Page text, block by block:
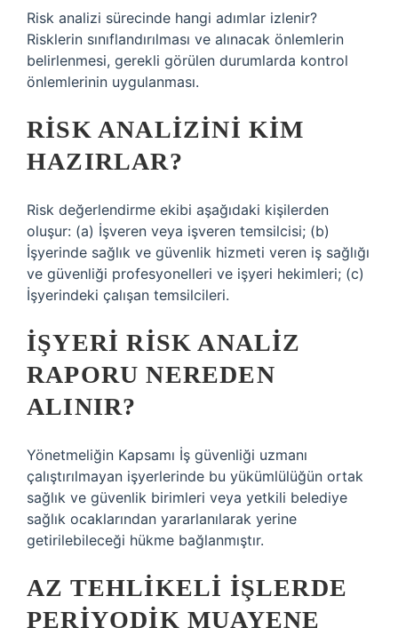
Risk analizi sürecinde hangi adımlar izlenir?
Risklerin sınıflandırılması ve alınacak önlemlerin
belirlenmesi, gerekli görülen durumlarda kontrol
önlemlerinin uygulanması.
RISK ANALIZINI KIM
HAZIRLAR?
Risk değerlendirme ekibi aşağıdaki kişilerden
oluşur: (a) İşveren veya işveren temsilcisi; (b)
İşyerinde sağlık ve güvenlik hizmeti veren iş sağlığı
ve güvenliği profesyonelleri ve işyeri hekimleri; (c)
İşyerindeki çalışan temsilcileri.
İŞYERI RISK ANALIZ
RAPORU NEREDEN
ALINIR?
Yönetmeliğin Kapsamı İş güvenliği uzmanı
çalıştırılmayan işyerlerinde bu yükümlülüğün ortak
sağlık ve güvenlik birimleri veya yetkili belediye
sağlık ocaklarından yararlanılarak yerine
getirilebileceği hükme bağlanmıştır.
AZ TEHLIKELI IŞLERDE
PERIYODIK MUAYENE